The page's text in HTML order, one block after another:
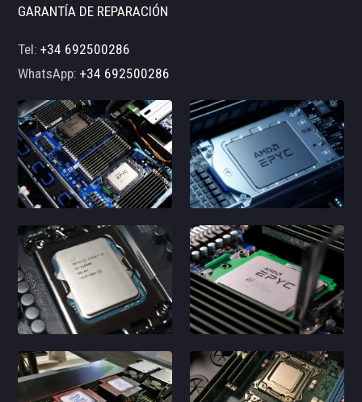
GARANTÍA DE REPARACIÓN
Tel:+34 692500286
WhatsApp:+34 692500286